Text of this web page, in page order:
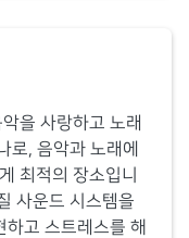
을 사랑하고 노래
로, 음악과 노래에
최적의 장소입니
사운드 시스템을
하고 스트레스를 해